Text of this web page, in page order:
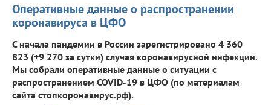
Оперативные данные о распространении
коронавируса в ЦФО
С начала пандемии в России зарегистрировано 4 360
823 (+9 270 за сутки) случая коронавирусной инфекции.
Мы собрали оперативные данные о ситуации с
распространением COVID-19 в ЦФО (по материалам
сайта стопкоронавирус.рф).